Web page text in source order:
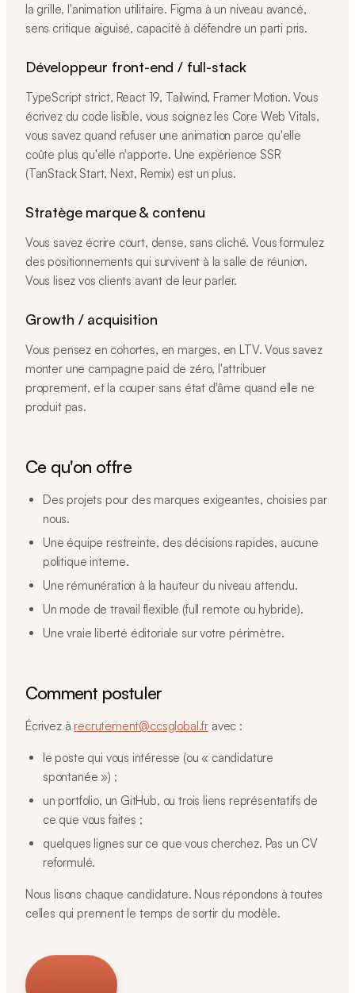
la grille, l'animation utilitaire. Figma à un niveau avancé,
sens critique aiguisé, capacité à défendre un parti pris.
Développeur front-end / full-stack
TypeScript strict, React 19, Tailwind, Framer Motion. Vous
écrivez du code lisible, vous soignez les Core Web Vitals,
vous savez quand refuser une animation parce qu'elle
coûte plus qu'elle n'apporte. Une expérience SSR
(TanStack Start, Next, Remix) est un plus.
Stratège marque & contenu
Vous savez écrire court, dense, sans cliché. Vous formulez
des positionnements qui survivent à la salle de réunion.
Vous lisez vos clients avant de leur parler.
Growth / acquisition
Vous pensez en cohortes, en marges, en LTV. Vous savez
monter une campagne paid de zéro, l'attribuer
proprement, et la couper sans état d'âme quand elle ne
produit pas.
Ce qu'on offre
Des projets pour des marques exigeantes, choisies par
nous.
Une équipe restreinte, des décisions rapides, aucune
politique interne.
Une rémunération à la hauteur du niveau attendu.
Un mode de travail flexible (full remote ou hybride).
Une vraie liberté éditoriale sur votre périmètre.
Comment postuler
Écrivez à recrutement@ccsglobal.fr avec :
le poste qui vous intéresse (ou « candidature
spontanée ») ;
un portfolio, un GitHub, ou trois liens représentatifs de
ce que vous faites ;
quelques lignes sur ce que vous cherchez. Pas un CV
reformulé.
Nous lisons chaque candidature. Nous répondons à toutes
celles qui prennent le temps de sortir du modèle.